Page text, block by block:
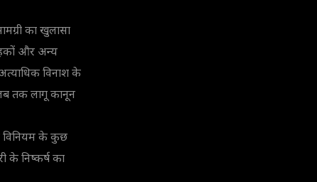
का खुलासा
और अन्य
विनाश के
जब तक लागू कानून
विनियम के कुछ
के निष्कर्ष का